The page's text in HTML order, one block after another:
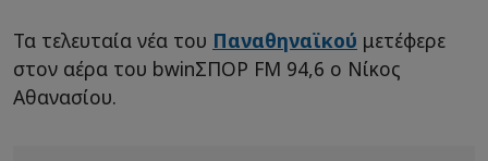
Τα τελευταία νέα του Παναθηναϊκού μετέφερε
στον αέρα του bwinΣΠΟΡ FM 94,6 o Nίκος
Αθανασίου.